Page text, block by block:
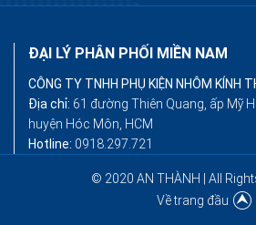
ĐẠI LÝ PHÂN PHỐI MIỀN NAM
CÔNG TY TNHH PHỤ KIỆN NHÔM KÍNH
Địa chỉ: 61 đường Thiên Quang, ấp Mỹ
huyện Hóc Môn, HCM
Hotline: 0918.297.721
© 2020 AN THÀNH | All
Về trang đầu